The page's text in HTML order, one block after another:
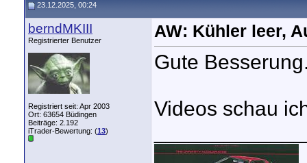
23.12.2025, 00:24
berndMKIII
Registrierter Benutzer
Registriert seit: Apr 2003
Ort: 63654 Büdingen
Beiträge: 2.192
iTrader-Bewertung: (13)
AW: Kühler leer,
Gute
Videos schau